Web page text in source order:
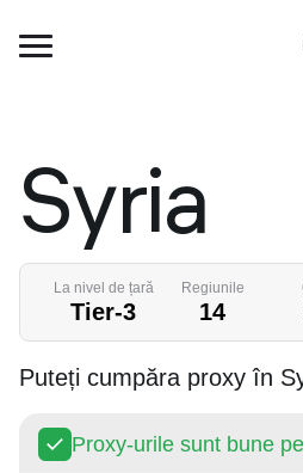
Syria
La nivel de țară
Tier-3
Regiunile
14
Puteți cumpăra proxy în
Proxy-urile sunt bune